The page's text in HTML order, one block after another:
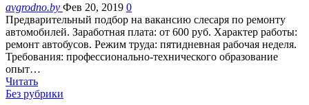
avgrodno.by Фев 20, 2019 0
Предварительный подбор на вакансию слесаря по ремонту
автомобилей. Заработная плата: от 600 руб. Характер работы:
ремонт автобусов. Режим труда: пятидневная рабочая неделя.
Требования: профессионально-технического образование
опыт…
Читать
Без рубрики